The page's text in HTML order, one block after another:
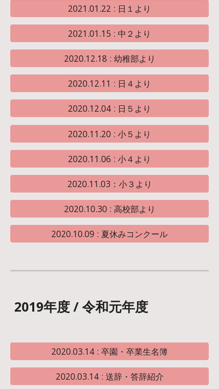
2021.01.22 : 日１より
2021.01.15 : 中２より
2020.12.18 : 幼稚部より
2020.12.11 : 日４より
2020.12.04 : 日５より
2020.11.20 : 小５より
2020.11.06 : 小４より
2020.11.03：小３より
2020.10.30 : 高校部より
2020.10.09 : 夏休みコンクール
2019年度 / 令和元年度
2020.03.14 : 卒園・卒業生名簿
2020.03.14 : 送辞・答辞紹介